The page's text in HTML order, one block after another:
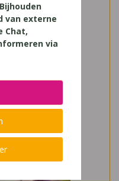
van externe
Chat,
via